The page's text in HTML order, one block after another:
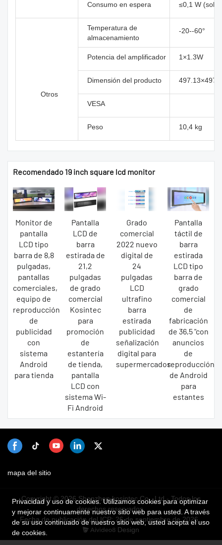
Consumo en espera ≤0,1 W (solo
Otros
Temperatura de
almacenamiento
-20--60°
Potencia del amplificador 1×1.3W
Dimensión del producto
VESA
Peso 10,4 kg
Recomendado 19 inch square lcd monitor
Monitor de
pantalla
LCD tipo
barra de 8,8
pulgadas,
pantallas
comerciales,
equipo de
reproducción
de
publicidad
con
sistema
Android
para tienda
Pantalla
LCD de
barra
estirada de
21,2
pulgadas
de grado
comercial
Kosintec
para
promoción
de
estantería
de tienda,
pantalla
LCD con
sistema Wi-
Fi Android
Grado
comercial
2022 nuevo
digital de
24
pulgadas
LCD
ultrafino
barra
estirada
publicidad
señalización
digital para
supermercados
Pantalla
táctil de
barra
estirada
LCD tipo
barra de
grado
comercial
de
fabricación
de 36,5 "con
anuncios
de
reproducción
de Android
para
estantes
mapa del sitio
Copyright © 2026 Shenzhen kosintec Co., Ltd - Todos los
derechos reservados.
Fecha de publicación del ICP: 26 de septiembre de 2026
Design
Privacidad y uso de cookies. Utilizamos cookies para optimizar
y mejorar continuamente nuestro sitio web para usted. A través
de su uso continuado de nuestro sitio web, usted acepta el uso
de cookies.